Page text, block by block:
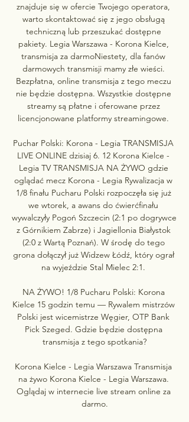
znajduje się w ofercie Twojego operatora,
warto skontaktować się z jego obsługą
techniczną lub przeszukać dostępne
pakiety. Legia Warszawa - Korona Kielce,
transmisja za darmoNiestety, dla fanów
darmowych transmisji mamy złe wieści.
Bezpłatna, online transmisja z tego meczu
nie będzie dostępna. Wszystkie dostępne
streamy są płatne i oferowane przez
licencjonowane platformy streamingowe.
Puchar Polski: Korona - Legia TRANSMISJA
LIVE ONLINE dzisiaj 6. 12 Korona Kielce -
Legia TV TRANSMISJA NA ŻYWO gdzie
oglądać mecz Korona - Legia Rywalizacja w
1/8 finału Pucharu Polski rozpoczęła się już
we wtorek, a awans do ćwierćfinału
wywalczyły Pogoń Szczecin (2:1 po dogrywce
z Górnikiem Zabrze) i Jagiellonia Białystok
(2:0 z Wartą Poznań). W środę do tego
grona dołączył już Widzew Łódź, który ograł
na wyjeździe Stal Mielec 2:1.
NA ŻYWO! 1/8 Pucharu Polski: Korona
Kielce 15 godzin temu — Rywalem mistrzów
Polski jest wicemistrze Węgier, OTP Bank
Pick Szeged. Gdzie będzie dostępna
transmisja z tego spotkania?
Korona Kielce - Legia Warszawa Transmisja
na żywo Korona Kielce - Legia Warszawa.
Oglądaj w internecie live stream online za
darmo.